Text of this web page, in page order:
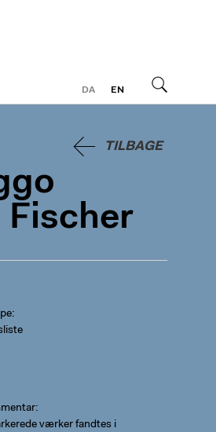
DA
EN
TILBAGE
Fischer
værker fandtes i